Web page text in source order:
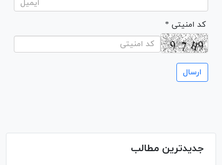
* کد امنیتی
جدیدترین مطالب